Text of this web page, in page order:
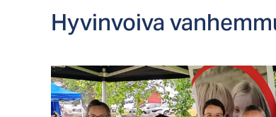
Hy­vin­voi­va